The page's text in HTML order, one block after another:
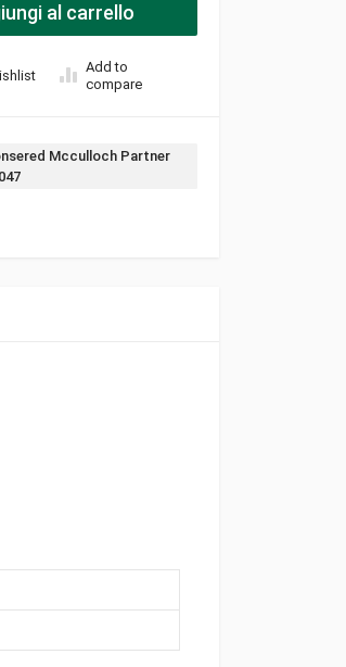
al carrello
Add to
compare
Mcculloch Partner